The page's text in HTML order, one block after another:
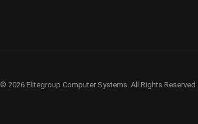
© 2026 Elitegroup Computer Systems. All Rights Reserved.